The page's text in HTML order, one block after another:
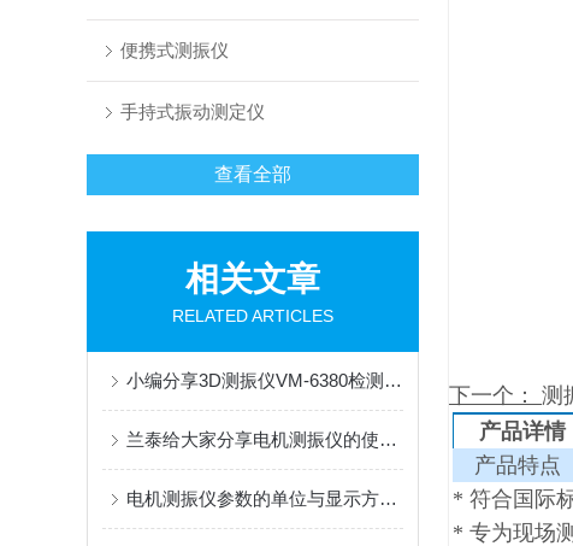
便携式测振仪
手持式振动测定仪
查看全部
相关文章
RELATED ARTICLES
小编分享3D测振仪VM-6380检测原理及产品特色
兰泰给大家分享电机测振仪的使用方法主要体现在哪些地方
电机测振仪参数的单位与显示方式说明
下一个： 测
产品详情
产品特点
* 符合国际
* 专为现场